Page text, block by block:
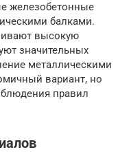
железобетонные
балками.
высокую
значительных
металлическими
вариант, но
правил